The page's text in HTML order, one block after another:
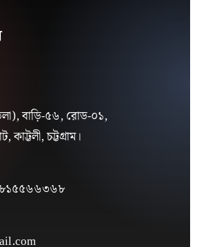
বাড়ি-৫৬, রোড-০১,
কাট্টলী, চট্টগ্রাম।